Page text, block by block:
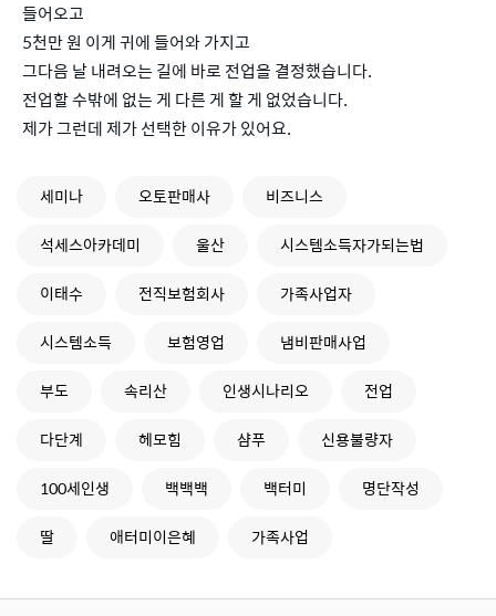
들어오고
5천만 원 이게 귀에 들어와 가지고
그다음 날 내려오는 길에 바로 전업을 결정했습니다.
전업할 수밖에 없는 게 다른 게 할 게 없었습니다.
제가 그런데 제가 선택한 이유가 있어요.
세미나 오토판매사
비즈니스
석세스아카데미
울산
시스템소득자가되는법
이태수
전직보험회사
가족사업자
시스템소득
보험영업
냄비판매사업
부도
속리산 인생시나리오
전업
다단계
헤모힘 샴푸
신용불량자
100세인생
백백백 백터미
명단작성
딸
애터미이은혜 가족사업